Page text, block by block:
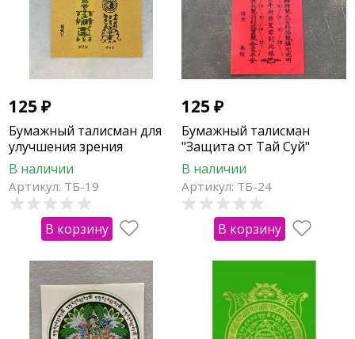
125₽
Бумажный талисман для
улучшения зрения
В наличии
Артикул: ТБ-19
В корзину
125₽
Бумажный талисман
"Защита от Тай Суй"
В наличии
Артикул: ТБ-24
В корзину